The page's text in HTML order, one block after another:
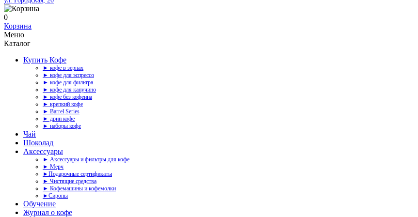
0
Корзина
Меню
Каталог
Купить Кофе
► кофе в зернах
► кофе для эспрессо
► кофе для фильтра
► кофе для капучино
► кофе без кофеина
► крепкий кофе
► Barrel Series
► дрип кофе
► наборы кофе
Чай
Шоколад
Аксессуары
► Аксессуары и фильтры для кофе
► Мерч
►Подарочные сертификаты
► Чистящие средства
► Кофемашины и кофемолки
►Сиропы
Обучение
Журнал о кофе